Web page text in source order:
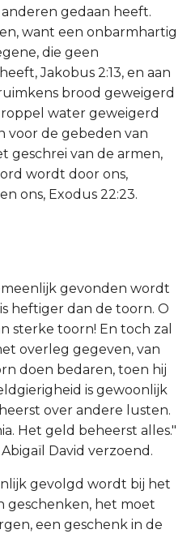
gedaan heeft.
want een onbarmhartig
die geen
Jakobus 2:13, en aan
brood geweigerd
water geweigerd
voor de gebeden van
geschrei van de armen,
wordt door ons,
ons, Exodus 22:23.
gevonden wordt
heftiger dan de toorn. O
sterke toorn! En toch zal
overleg gegeven, van
doen bedaren, toen hij
is gewoonlijk
over andere lusten.
Het geld beheerst alles."
David verzoend.
gevolgd wordt bij het
geschenken, het moet
een geschenk in de